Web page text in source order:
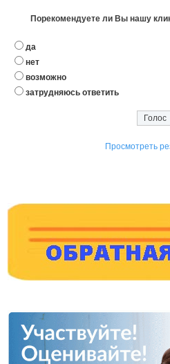
Порекомендуете ли Вы нашу
да
нет
возможно
затрудняюсь ответить
Просмотреть